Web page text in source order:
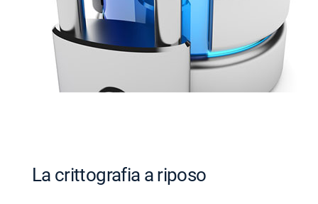
La crittografia a riposo